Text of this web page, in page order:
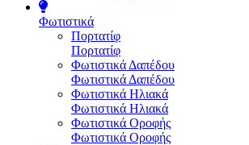
Φωτιστικά
Πορτατίφ
Πορτατίφ
Φωτιστικά Δαπέδου
Φωτιστικά Δαπέδου
Φωτιστικά Ηλιακά
Φωτιστικά Ηλιακά
Φωτιστικά Οροφής
Φωτιστικά Οροφής